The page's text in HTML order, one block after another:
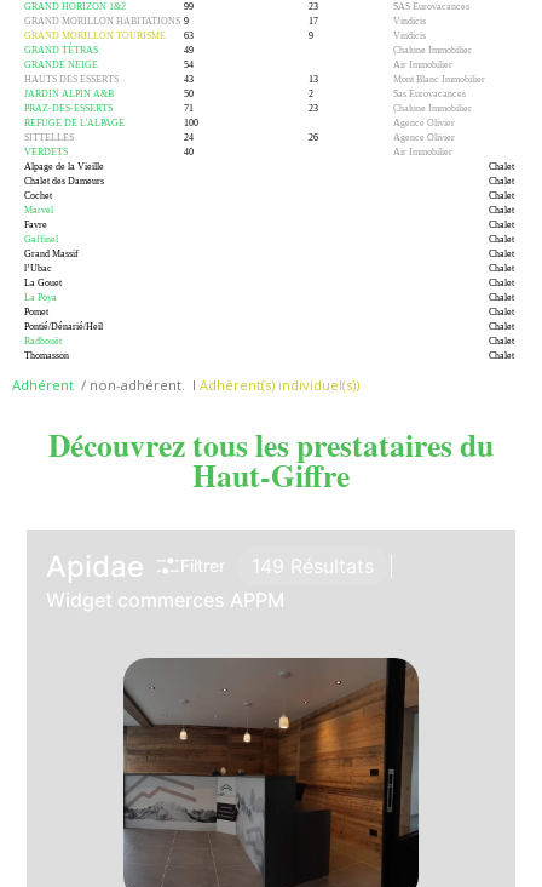
GRAND HORIZON 1&2
99 23
SAS Eurovacances
GRAND MORILLON HABITATIONS 9 17
Vindicis
GRAND MORILLON TOURISME
63 9
Vindicis
GRAND TÉTRAS
49
Chalune Immobilier
GRANDE NEIGE
54
Air Immobilier
HAUTS DES ESSERTS
43 13
Mont Blanc Immobilier
JARDIN ALPIN A&B
50 2
Sas Eurovacances
PRAZ-DES-ESSERTS
71 23
Chalune Immobilier
REFUGE DE L'ALPAGE
100
Agence Olivier
SITTELLES
24 26
Agence Olivier
VERDETS
40
Air Immobilier
Alpage de la Vieille
Chalet
Chalet des Dameurs
Chalet
Cochet
Chalet
Marvel
Chalet
Favre
Chalet
Gaffinel
Chalet
Grand Massif
Chalet
l’Ubac
Chalet
La Gouet
Chalet
La Poya
Chalet
Pomet
Chalet
Pontié/Dénarié/Heil
Chalet
Radbouët
Chalet
Thomasson
Chalet
Adhérent / non-adhérent. I Adhérent(s) individuel(s))
Découvrez tous les prestataires du
Haut-Giffre